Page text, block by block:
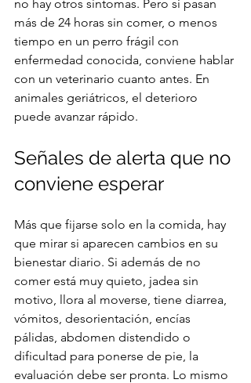
no hay otros síntomas. Pero si pasan
más de 24 horas sin comer, o menos
tiempo en un perro frágil con
enfermedad conocida, conviene hablar
con un veterinario cuanto antes. En
animales geriátricos, el deterioro
puede avanzar rápido.
Señales de alerta que no
conviene esperar
Más que fijarse solo en la comida, hay
que mirar si aparecen cambios en su
bienestar diario. Si además de no
comer está muy quieto, jadea sin
motivo, llora al moverse, tiene diarrea,
vómitos, desorientación, encías
pálidas, abdomen distendido o
dificultad para ponerse de pie, la
evaluación debe ser pronta. Lo mismo